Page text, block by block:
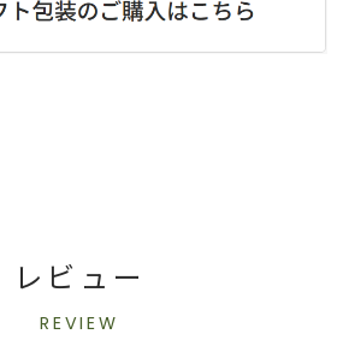
レビュー
REVIEW